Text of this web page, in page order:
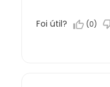
Foi útil? (0)